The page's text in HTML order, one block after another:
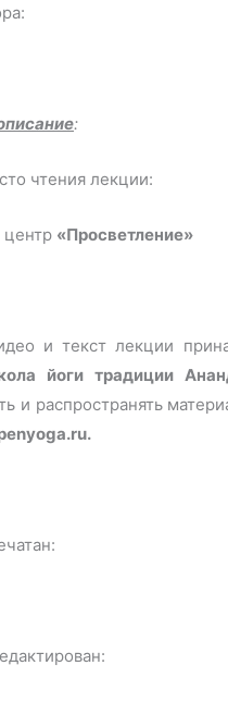
:
чтения лекции:
центр «Просветление»
и текст лекции
йоги традиции
и распространять